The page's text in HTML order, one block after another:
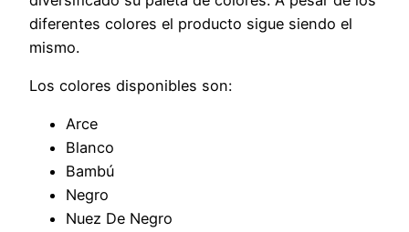
diferentes colores el producto sigue siendo el
mismo.
Los colores disponibles son:
Arce
Blanco
Bambú
Negro
Nuez De Negro